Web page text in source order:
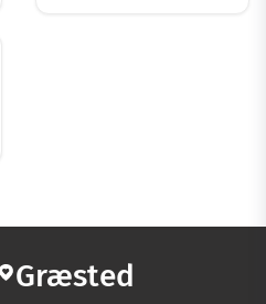
Græsted